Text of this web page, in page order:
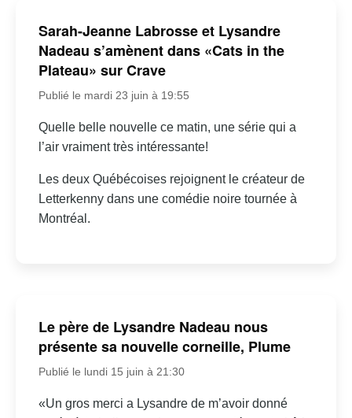
Sarah-Jeanne Labrosse et Lysandre
Nadeau s’amènent dans «Cats in the
Plateau» sur Crave
Publié le mardi 23 juin à 19:55
Quelle belle nouvelle ce matin, une série qui a
l’air vraiment très intéressante!
Les deux Québécoises rejoignent le créateur de
Letterkenny dans une comédie noire tournée à
Montréal.
Le père de Lysandre Nadeau nous
présente sa nouvelle corneille, Plume
Publié le lundi 15 juin à 21:30
«Un gros merci a Lysandre de m’avoir donné